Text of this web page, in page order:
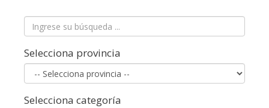
Selecciona provincia
Selecciona categoría